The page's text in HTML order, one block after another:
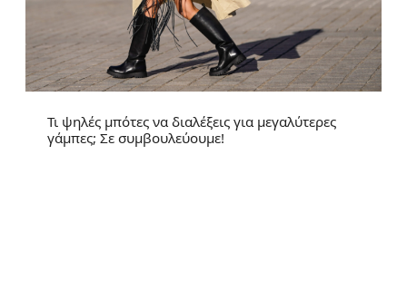
Τι ψηλές μπότες να διαλέξεις για μεγαλύτερες
γάμπες; Σε συμβουλεύουμε!